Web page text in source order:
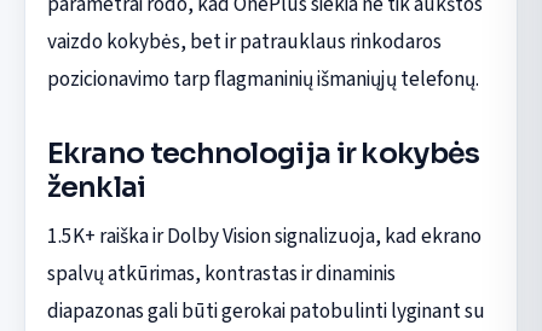
vaizdo kokybės, bet ir patrauklaus rinkodaros
pozicionavimo tarp flagmaninių išmaniųjų telefonų.
Ekrano technologija ir kokybės
ženklai
1.5K+ raiška ir Dolby Vision signalizuoja, kad ekrano
spalvų atkūrimas, kontrastas ir dinaminis
diapazonas gali būti gerokai patobulinti lyginant su